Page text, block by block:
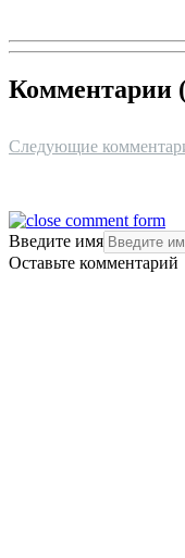
Комментарии
Следующие
Введите имя
Оставьте комментарий